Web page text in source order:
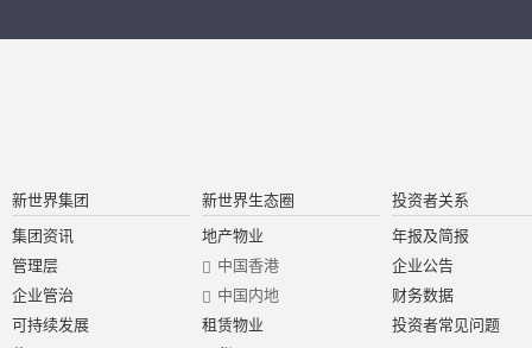
新世界集团
集团资讯
管理层
企业管治
可持续发展
新世界生态圈
地产物业
中国香港
中国内地
租赁物业
投资者关系
年报及简报
企业公告
财务数据
投资者常见问题